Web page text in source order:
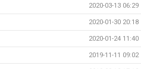
2020-03-13 06:29
2020-01-30 20:18
2020-01-24 11:40
2019-11-11 09:02